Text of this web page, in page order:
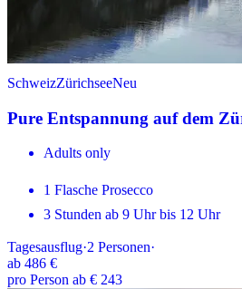
SchweizZürichseeNeu
Pure Entspannung auf dem
Adults only
1 Flasche Prosecco
3 Stunden ab 9 Uhr bis 12 Uhr
Tagesausflug·2 Personen·
ab 486 €
pro Person ab € 243